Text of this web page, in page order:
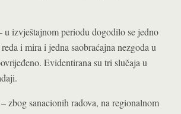
u izvještajnom periodu dogodilo se jedno
i mira i jedna saobraćajna nezgoda u
Evidentirana su tri slučaja u
– zbog sanacionih radova, na regionalnom